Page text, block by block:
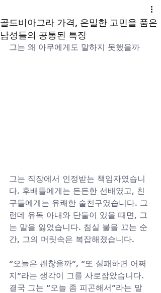
골드비아그라 가격, 은밀한 고민을 품은
남성들의 공통된 특징
그는 왜 아무에게도 말하지 못했을까
그는 직장에서 인정받는 책임자였습니
다. 후배들에게는 든든한 선배였고, 친
구들에게는 유쾌한 술친구였습니다. 그
런데 유독 아내와 단둘이 있을 때면, 그
는 말을 잃었습니다. 침실 불을 끄는 순
간, 그의 머릿속은 복잡해졌습니다.
“오늘은 괜찮을까”, “또 실패하면 어쩌
지”라는 생각이 그를 사로잡았습니다.
결국 그는 “오늘 좀 피곤해서”라는 말